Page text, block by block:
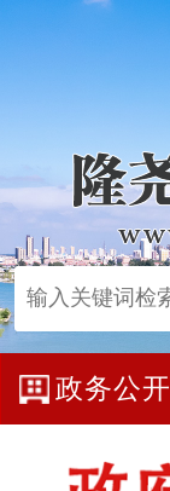
政务公开